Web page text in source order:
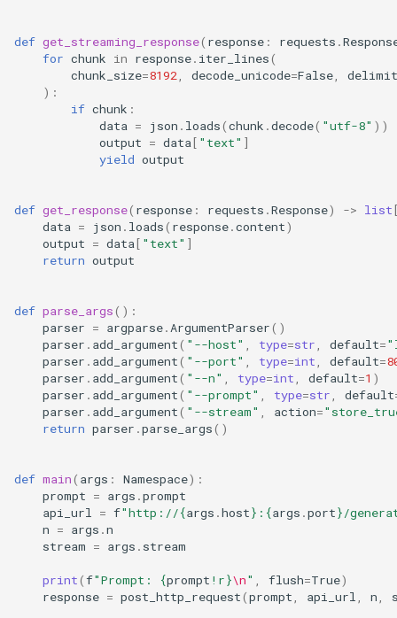
MultiLoRA Inference
Offline Inference with the
OpenAI Batch file format
Prefix Caching
Prompt Embed Inference
Qwen2.5-Omni Offline
Qwen3 Omni
Qwen 1M
Reproducibility
RLHF Colocate
RLHF Online Quant
RLHF Utils
NVIDIA Triton
torch.compile 集成
使用 torch.compile 编译多
benchmarks
config
distributed
entrypoints
grpc
inputs
multimodal
def get_streaming_response( response : requests .
for chunk in response. iter_lines(
chunk_size=8192 decode_unicode=False
):
if chunk :
data = json . loads(chunk .decode( "utf-8" ))
output = data[ "text" ]
yield output
def get_response( response : requests .Response) -> list
data = json . loads( response.content)
output = data[ "text" ]
return output
def parse_args():
parser = argparse. ArgumentParser()
parser . add_argument( "--host" type=str default=
parser . add_argument( "--port" type=int default=
parser . add_argument( "--n" type=int default=1 )
parser . add_argument( "--prompt" type=str default
parser . add_argument( "--stream" action=
return parser .parse_args()
def main( args : Namespace):
prompt = args .prompt
api_url
= f"http://{args .host} : {args .port}/
n = args .n
stream = args . stream
print(f"Prompt: {prompt !r}\n" flush=True)
response = post_http_request(prompt api_url n